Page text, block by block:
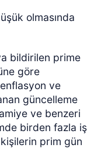
olmasında
bildirilen prime
göre
ve
güncelleme
ve benzeri
birden fazla iş
prim gün